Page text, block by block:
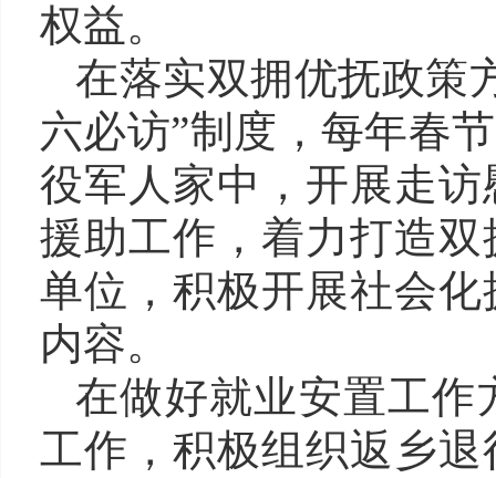
权益。
在落实双拥优抚政策
六必访”制度，每年春
役军人家中，开展走
援助工作，着力打造
单位 ，积极开展社会
内容。
在做好就业安置工作
工作，积极组织返乡